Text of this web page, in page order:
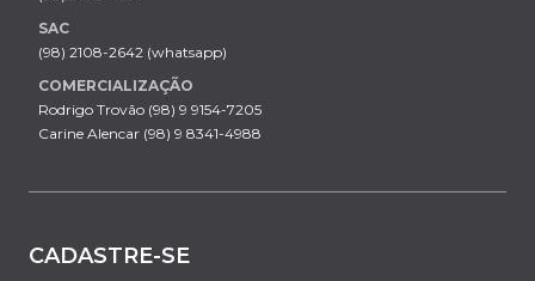
SAC
(98) 2108-2642 (whatsapp)
COMERCIALIZAÇÃO
Rodrigo Trovão (98) 9 9154-7205
Carine Alencar (98) 9 8341-4988
CADASTRE-SE